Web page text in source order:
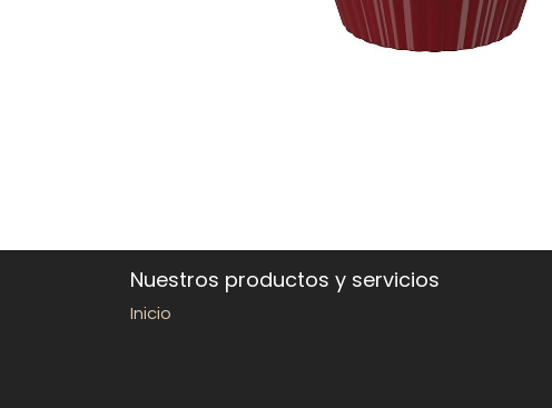
Nuestros productos y servicios
Inicio